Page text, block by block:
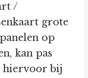
/
grote
op
kan pas
hiervoor bij